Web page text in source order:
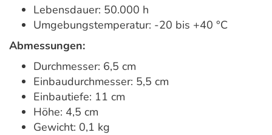
Lebensdauer: 50.000 h
Umgebungstemperatur: -20 bis +40 °C
Abmessungen:
Durchmesser: 6,5 cm
Einbaudurchmesser: 5,5 cm
Einbautiefe: 11 cm
Höhe: 4,5 cm
Gewicht: 0,1 kg